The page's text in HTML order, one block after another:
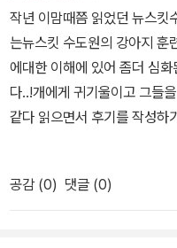
단순한 생각에 친구를 두마리
었지만 개에 대한 기본적인
실수를 했었는지... 나의 부족함을
중간 사진과 설명은 책의 중
내 마음처럼 되지 않는다고 화
작되고, 체계적으로 이루어질
복한 삶을 함께 공유해나갈
작년 이맘때쯤 읽었던 뉴스킷
는뉴스킷 수도원의 강아지 훈
에대한 이해에 있어 좀더 심
다..!개에게 귀기울이고 그들
같다 읽으면서 후기를 작성하
편한것같다(중간중간 중요한
읽었던 뉴스킷책은 개의 태어
것 등에 대한 것을 설명했다
공감 (0) 댓글 (0)